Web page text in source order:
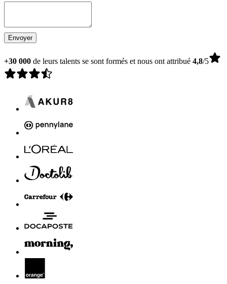
Envoyer
+30 000 de leurs talents se sont formés et nous ont attribué 4,8/5